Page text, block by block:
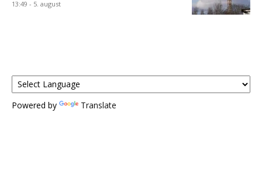
13:49 - 5. august
Powered by Translate